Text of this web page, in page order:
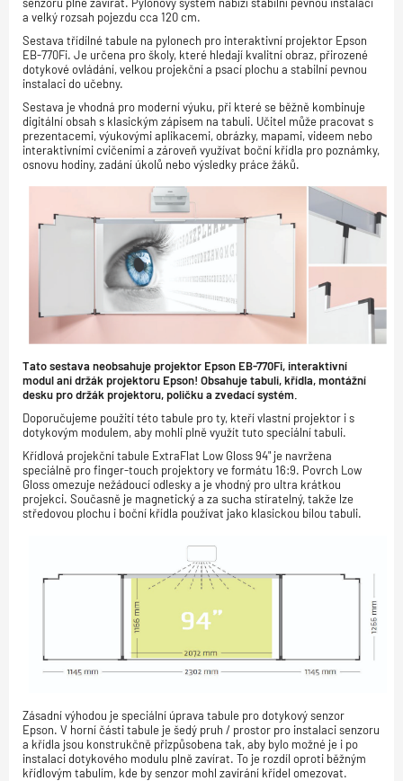
a velký rozsah pojezdu cca 120 cm.
Sestava třídílné tabule na pylonech pro interaktivní projektor Epson
EB-770Fi. Je určena pro školy, které hledají kvalitní obraz, přirozené
dotykové ovládání, velkou projekční a psací plochu a stabilní pevnou
instalaci do učebny.
Sestava je vhodná pro moderní výuku, při které se běžně kombinuje
digitální obsah s klasickým zápisem na tabuli. Učitel může pracovat s
prezentacemi, výukovými aplikacemi, obrázky, mapami, videem nebo
interaktivními cvičeními a zároveň využívat boční křídla pro poznámky,
osnovu hodiny, zadání úkolů nebo výsledky práce žáků.
Tato sestava neobsahuje projektor Epson EB-770Fi, interaktivní
modul ani držák projektoru Epson! Obsahuje tabuli, křídla, montážní
desku pro držák projektoru, poličku a zvedací systém.
Doporučujeme použití této tabule pro ty, kteří vlastní projektor i s
dotykovým modulem, aby mohli plně využít tuto speciální tabuli.
Křídlová projekční tabule ExtraFlat Low Gloss 94" je navržena
speciálně pro finger-touch projektory ve formátu 16:9. Povrch Low
Gloss omezuje nežádoucí odlesky a je vhodný pro ultra krátkou
projekci. Současně je magnetický a za sucha stíratelný, takže lze
středovou plochu i boční křídla používat jako klasickou bílou tabuli.
Zásadní výhodou je speciální úprava tabule pro dotykový senzor
Epson. V horní části tabule je šedý pruh / prostor pro instalaci senzoru
a křídla jsou konstrukčně přizpůsobena tak, aby bylo možné je i po
instalaci dotykového modulu plně zavírat. To je rozdíl oproti běžným
křídlovým tabulím, kde by senzor mohl zavírání křídel omezovat.